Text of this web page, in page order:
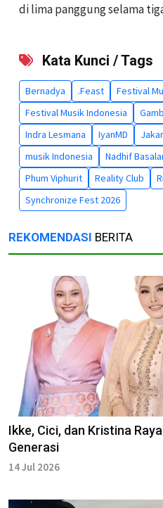
di lima panggung selama
Kata Kunci / Tags
Bernadya .Feast
Festival
Festival Musik Indonesia
Indra Lesmana
IyanMD
musik Indonesia
Nadhif
Phum Viphurit
Reality Club
Synchronize Fest 2026
REKOMENDASI BERITA
Ikke, Cici, dan Kristina
Generasi
14 Jul 2026